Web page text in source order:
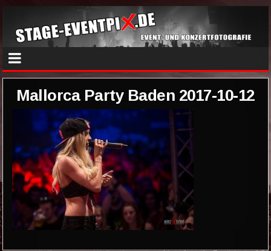
Mallorca Party Baden 2017-10-12